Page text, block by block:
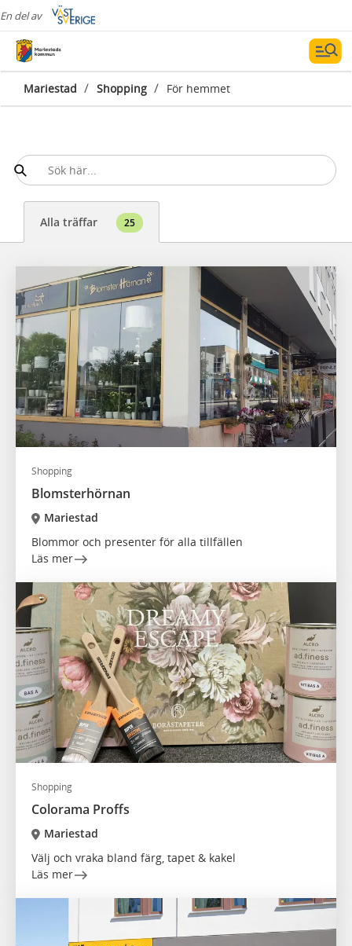
En del av
Mariestad / Shopping / För hemmet
Alla träffar 25
Shopping
Blomsterhörnan
Mariestad
Blommor och presenter för alla tillfällen
Läs mer
Shopping
Colorama Proffs
Mariestad
Välj och vraka bland färg, tapet & kakel
Läs mer